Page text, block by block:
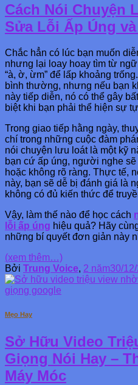
Cách Nói Chuyện
Sửa Lỗi Ấp Úng
Chắc hẳn có lúc bạn muốn
nhưng lại loay hoay tìm từ
“à, ờ, ừm” để lấp khoảng
bình thường, nhưng nếu bạn
này tiếp diễn, nó có thể gây
biệt khi bạn phải thể hiện sự
Trong giao tiếp hằng ngày,
chí trong những cuộc đàm
nói chuyện lưu loát là một kỹ
bạn cứ ấp úng, người nghe
hoặc không rõ ràng. Thực tế,
này, bạn sẽ dễ bị đánh giá là
không có đủ kiến thức để
Vậy, làm thế nào để học cách
lỗi ấp úng hiệu quả? Hãy
những bí quyết đơn giản này
(xem thêm…)
Bởi Trung Voice, 2 năm30/
Mẹo Hay
Sở Hữu Video
Giọng Nói Hay –
Máy Móc